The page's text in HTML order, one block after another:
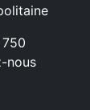
nous